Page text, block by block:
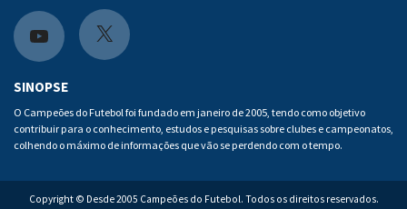
a
c
e
b
o
k
n
s
a
g
a
Y
o
u
t
X
SINOPSE
O Campeões do Futebol foi fundado em janeiro de 2005, tendo como objetivo
contribuir para o conhecimento, estudos e pesquisas sobre clubes e campeonatos,
colhendo o máximo de informações que vão se perdendo com o tempo.
Copyright © Desde 2005 Campeões do Futebol. Todos os direitos reservados.